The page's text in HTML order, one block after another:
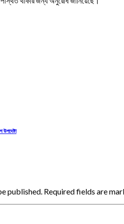
উপদেষ্টা
published. Required fields are